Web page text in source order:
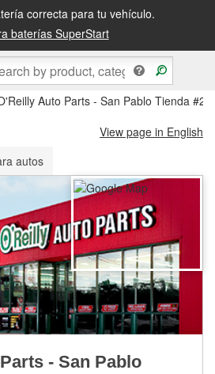
correcta para tu vehículo.
baterías SuperStart
día siguiente o recógela en la tienda
Auto Parts - San Pablo Tienda
View page in English
autos
- San Pablo